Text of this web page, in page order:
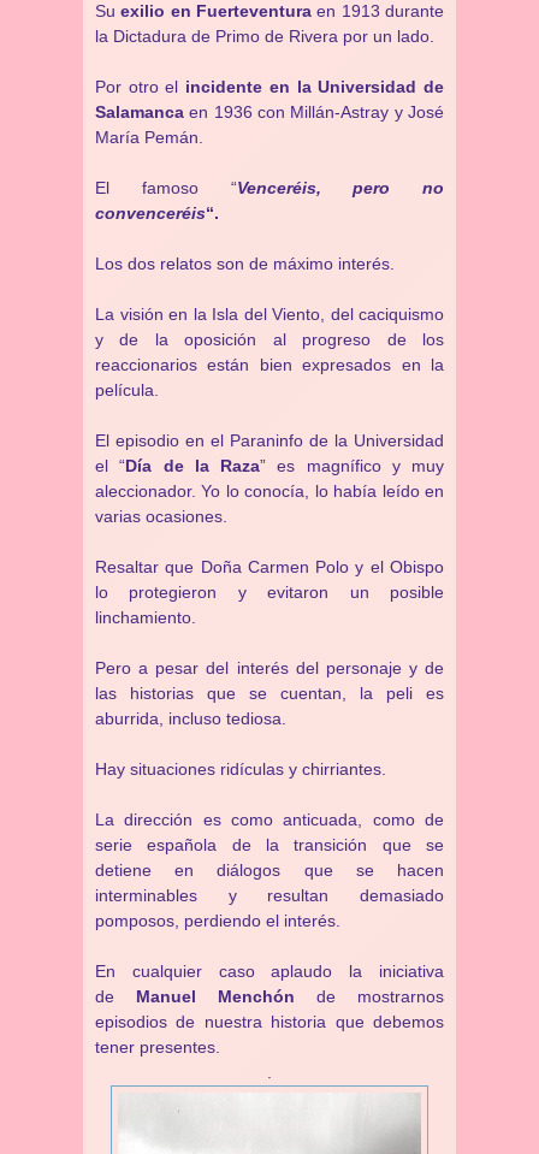
Suexilio en Fuerteventura en 1913 durante
la Dictadura de Primo de Rivera por un lado.
Por otro el incidente en la Universidad de
Salamanca en 1936 con Millán-Astray y José
María Pemán.
El famoso “Venceréis, pero no
convenceréis“.
Los dos relatos son de máximo interés.
La visión en la Isla del Viento, del caciquismo
y de la oposición al progreso de los
reaccionarios están bien expresados en la
película.
El episodio en el Paraninfo de la Universidad
el “Día de la Raza” es magnífico y muy
aleccionador. Yo lo conocía, lo había leído en
varias ocasiones.
Resaltar que Doña Carmen Polo y el Obispo
lo protegieron y evitaron un posible
linchamiento.
Pero a pesar del interés del personaje y de
las historias que se cuentan, la peli es
aburrida, incluso tediosa.
Hay situaciones ridículas y chirriantes.
La dirección es como anticuada, como de
serie española de la transición que se
detiene en diálogos que se hacen
interminables y resultan demasiado
pomposos, perdiendo el interés.
En cualquier caso aplaudo la iniciativa
de Manuel Menchón de mostrarnos
episodios de nuestra historia que debemos
tener presentes.